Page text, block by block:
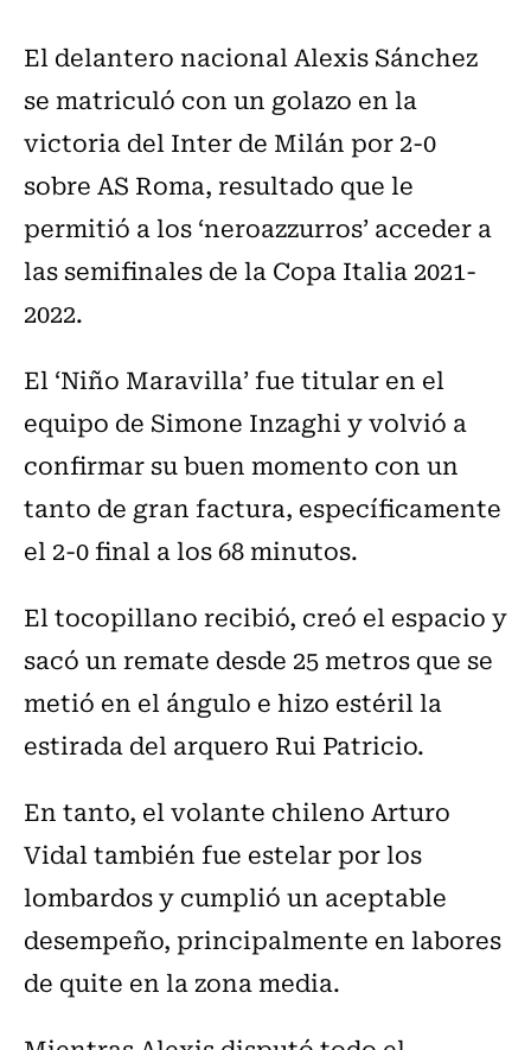
El delantero nacional Alexis Sánchez
se matriculó con un golazo en la
victoria del Inter de Milán por 2-0
sobre AS Roma, resultado que le
permitió a los ‘neroazzurros’ acceder a
las semifinales de la Copa Italia 2021-
2022.
El ‘Niño Maravilla’ fue titular en el
equipo de Simone Inzaghi y volvió a
confirmar su buen momento con un
tanto de gran factura, específicamente
el 2-0 final a los 68 minutos.
El tocopillano recibió, creó el espacio y
sacó un remate desde 25 metros que se
metió en el ángulo e hizo estéril la
estirada del arquero Rui Patricio.
En tanto, el volante chileno Arturo
Vidal también fue estelar por los
lombardos y cumplió un aceptable
desempeño, principalmente en labores
de quite en la zona media.